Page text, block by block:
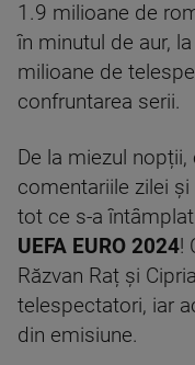
1.9 milioane de
în minutul de aur,
milioane de
confruntarea serii.
De la miezul
comentariile zilei
tot ce s-a
UEFA EURO 2024!
Răzvan Raț și
telespectatori, iar
din emisiune.